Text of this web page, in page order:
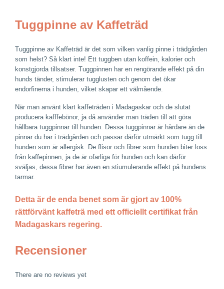
Tuggpinne av Kaffeträd
Tuggpinne av Kaffeträd är det som vilken vanlig pinne i trädgården
som helst? Så klart inte! Ett tuggben utan koffein, kalorier och
konstgjorda tillsatser. Tuggpinnen har en rengörande effekt på din
hunds tänder, stimulerar tugglusten och genom det ökar
endorfinerna i hunden, vilket skapar ett välmående.
När man använt klart kaffeträden i Madagaskar och de slutat
producera kafffebönor, ja då använder man träden till att göra
hållbara tuggpinnar till hunden. Dessa tuggpinnar är hårdare än de
pinnar du har i trädgården och passar därför utmärkt som tugg till
hunden som är allergisk. De flisor och fibrer som hunden biter loss
från kaffepinnen, ja de är ofarliga för hunden och kan därför
sväljas, dessa fibrer har även en stiumulerande effekt på hundens
tarmar.
Detta är de enda benet som är gjort av 100%
rättförvänt kaffeträ med ett officiellt certifikat från
Madagaskars regering.
Recensioner
There are no reviews yet